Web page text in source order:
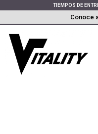
TIEMPOS DE
Conoce